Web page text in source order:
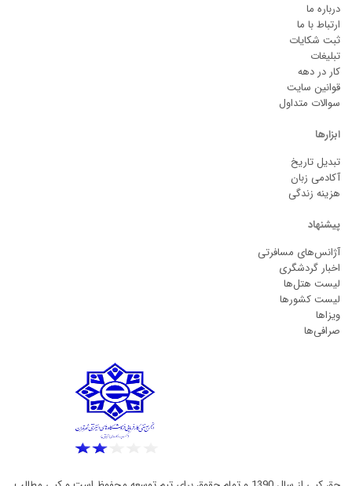
درباره ما
ارتباط با ما
ثبت شکایات
تبلیغات
کار در دهه
قوانین سایت
سوالات متداول
ابزارها
تبدیل تاریخ
آکادمی زبان
هزینه زندگی
پیشنهاد
آژانس‌های مسافرتی
اخبار گردشگری
لیست هتل‌ها
لیست کشورها
ویزاها
صرافی‌ها